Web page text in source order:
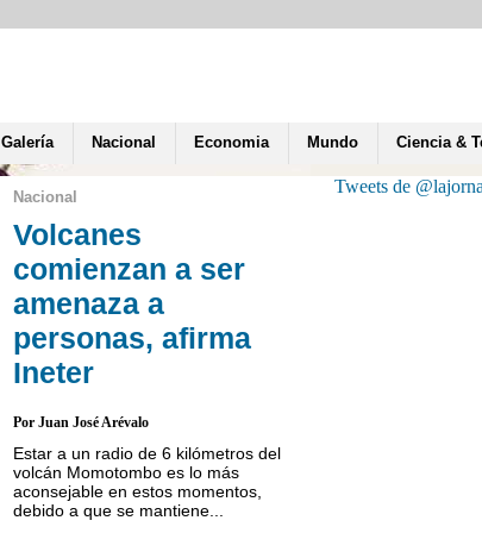
Galería Nacional Economia Mundo Ciencia &
Nacional
Volcanes
comienzan a ser
amenaza a
personas, afirma
Ineter
Por Juan José Arévalo
Estar a un radio de 6 kilómetros del
volcán Momotombo es lo más
aconsejable en estos momentos,
debido a que se mantiene...
En la foto la captura de
volcán San Cristóbal,
Tweets de